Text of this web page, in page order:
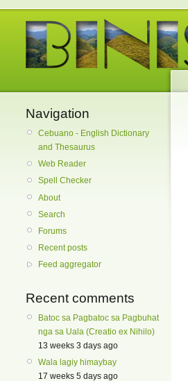
Navigation
Cebuano - English Dictionary
and Thesaurus
Web Reader
Spell Checker
About
Search
Forums
Recent posts
Feed aggregator
Recent comments
Batoc sa Pagbatoc sa Pagbuhat
nga sa Uala (Creatio ex Nihilo)
13 weeks 3 days ago
Wala lagiy himaybay
17 weeks 5 days ago